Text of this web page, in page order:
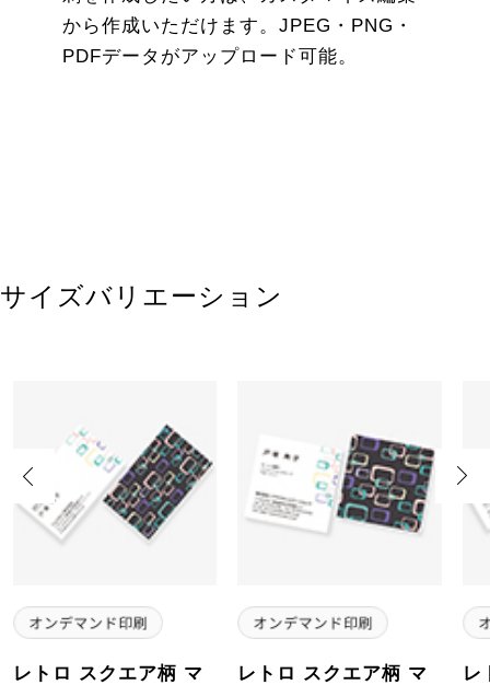
から作成いただけます。JPEG・PNG・
PDFデータがアップロード可能。
サイズバリエーション
レトロ スクエア柄 マ
レトロ スクエア柄 マ
レ
Previous Next